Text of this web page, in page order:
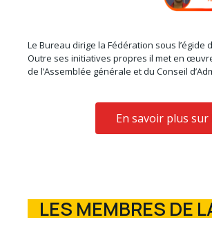
Le Bureau dirige la Fédération sous l’égide
Outre ses initiatives propres il met en
de l’Assemblée générale et du Conseil
En savoir plus
LES MEMBRES DE